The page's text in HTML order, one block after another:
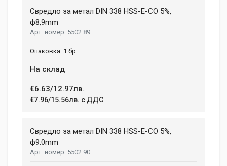
Свредло за метал DIN 338 HSS-E-CO 5%,
ф8,9mm
5502 89
1 бр.
На склад
€6.63/12.97лв.
€7.96/15.56лв. с ДДС
Свредло за метал DIN 338 HSS-E-CO 5%,
ф9.0mm
5502 90